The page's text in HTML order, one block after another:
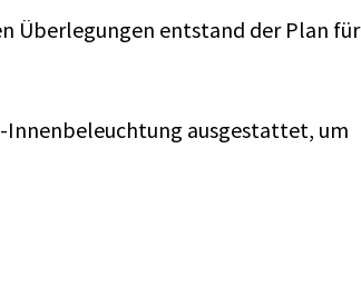
Über­le­gun­gen ent­stand der Plan für
In­nen­be­leuch­tung aus­ge­stat­tet, um